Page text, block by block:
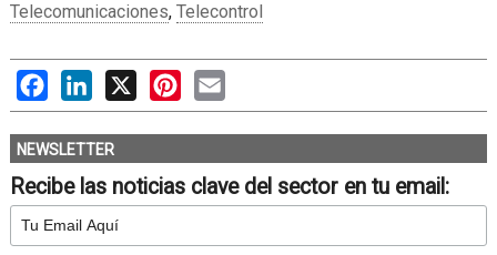
Telecomunicaciones, Telecontrol
FacebookLinkedIn
X PinterestEmail
NEWSLETTER
Recibe las noticias clave del sector en tu email: